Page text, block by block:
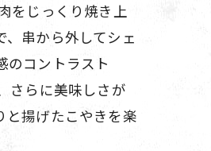
をじっくり焼き上
串から外してシェ
のコントラスト
さらに美味しさが
と揚げたこやきを楽